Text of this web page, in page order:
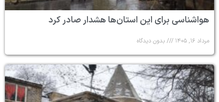
هواشناسی برای این استان‌ها هشدار صادر کرد
مرداد ۱۶, ۱۴۰۵ بدون دیدگاه